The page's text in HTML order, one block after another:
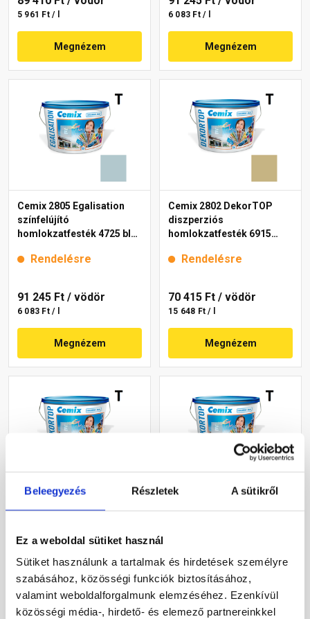
Beleegyezés Részletek A sütikről
Ez a weboldal sütiket használ
Sütiket használunk a tartalmak és hirdetések személyre
szabásához, közösségi funkciók biztosításához,
valamint weboldalforgalmunk elemzéséhez. Ezenkívül
közösségi média-, hirdető- és elemező partnereinkkel
5 961 Ft / l
Megnézem
6 083 Ft / l
Megnézem
Cemix 2805 Egalisation
színfelújító
homlokzatfesték 4725 blue
Rendelésre
91 245 Ft / vödör
6 083 Ft / l
Megnézem
Cemix 2802 DekorTOP
diszperziós
homlokzatfesték 6915
Rendelésre
70 415 Ft / vödör
15 648 Ft / l
Megnézem
intense 15 l
Rendelésre
78 560 Ft/ vödör
17 458 Ft / l
Rendelésre
70 415 Ft/ vödör
15 648 Ft / l